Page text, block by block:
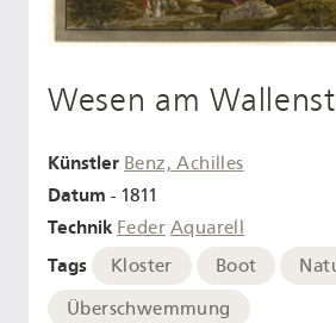
Wesen am
Künstler Benz, Achilles
Datum - 1811
Technik Feder Aquarell
Tags Kloster Boot
Überschwemmung